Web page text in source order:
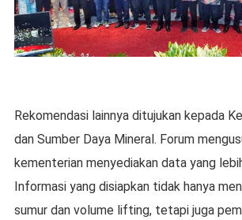
Rekomendasi lainnya ditujukan kepada
dan Sumber Daya Mineral. Forum
kementerian menyediakan data yang
Informasi yang disiapkan tidak hanya
sumur dan volume lifting, tetapi juga